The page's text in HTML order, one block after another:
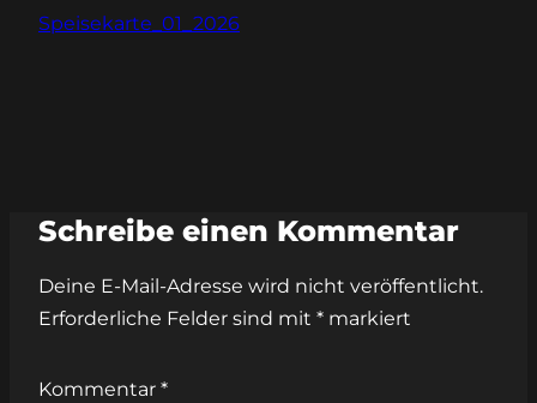
Speisekarte_01_2026
Schreibe einen Kommentar
Deine E-Mail-Adresse wird nicht veröffentlicht.
Erforderliche Felder sind mit * markiert
Kommentar *